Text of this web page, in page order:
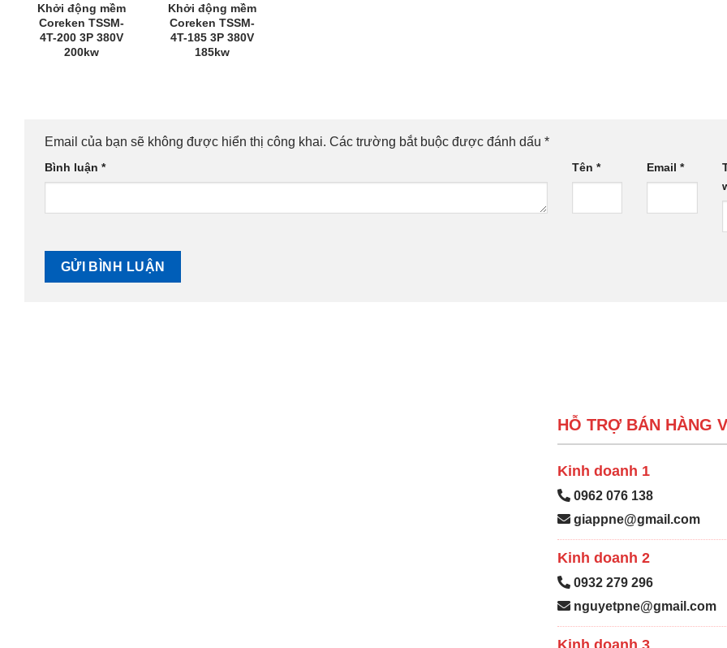
Khởi động mềm
Coreken TSSM-
4T-200 3P 380V
200kw
Khởi động mềm
Coreken TSSM-
4T-185 3P 380V
185kw
Email của bạn sẽ không được hiển thị công khai. Các trường bắt buộc được đánh dấu *
Bình luận * Tên * Email*
HỖ TRỢ BÁN HÀNG
Kinh doanh 1
0962 076 138
giappne@gmail.com
Kinh doanh 2
0932 279 296
nguyetpne@gmail.com